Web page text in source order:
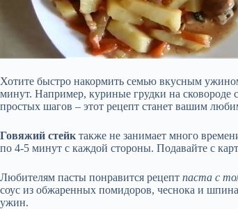
Хотите быстро накормить семью вкусным
минут. Например, куриные грудки на сковороде
простых шагов – этот рецепт станет вашим
Говяжий стейк также не занимает много
по 4-5 минут с каждой стороны. Подавайте с
Любителям пасты понравится рецепт паста с
соус из обжаренных помидоров, чеснока и
ужин.